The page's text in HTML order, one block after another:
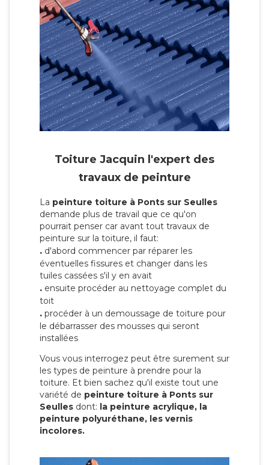
Toiture Jacquin l'expert des
travaux de peinture
La peinture toiture à Ponts sur Seulles
demande plus de travail que ce qu'on
pourrait penser car avant tout travaux de
peinture sur la toiture, il faut:
. d'abord commencer par réparer les
éventuelles fissures et changer dans les
tuiles cassées s'il y en avait
. ensuite procéder au nettoyage complet du
toit
. procéder à un demoussage de toiture pour
le débarrasser des mousses qui seront
installées
Vous vous interrogez peut être surement sur
les types de peinture à prendre pour la
toiture. Et bien sachez qu'il existe tout une
variété de peinture toiture à Ponts sur
Seulles dont: la peinture acrylique, la
peinture polyuréthane, les vernis
incolores.